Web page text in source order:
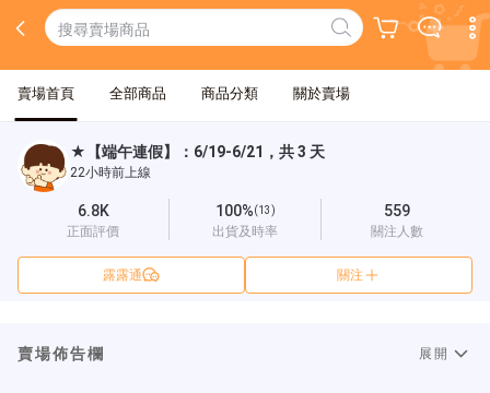
賣場首頁 全部商品 商品分類 關於賣場
★【端午連假】：6/19-6/21，共 3 天
22小時前上線
6.8K
正面評價
100%(13)
出貨及時率
559
關注人數
露露通 關注
賣場佈告欄 展開